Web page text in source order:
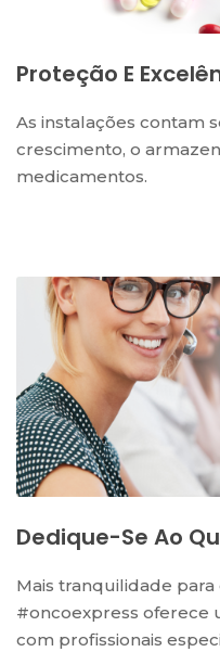
Proteção E
As instalações contam
crescimento, o
medicamentos.
Dedique-Se Ao
Mais tranquilidade
#oncoexpress oferece
com profissionais